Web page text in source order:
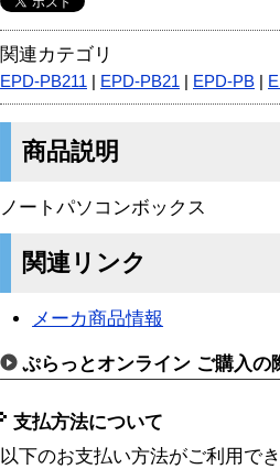
関連カテゴリ
EPD-PB211 EPD-PB21 EPD-PB
商品説明
ノートパソコンボックス
関連リンク
メーカ商品情報
ぷらっとオンライン ご購入の
支払方法について
以下のお支払い方法がご利用で